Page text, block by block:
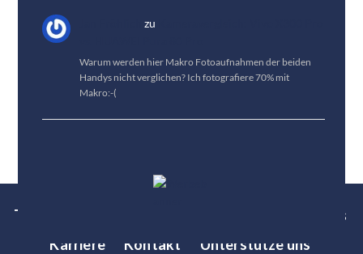
zu
Warum werden hier Makro Fotoaufnahmen der beiden
Handys nicht verglichen? Ich fotografiere 70% mit
Makro:-(
Tests
Über uns
Karriere
Kontakt
Unterstütze uns